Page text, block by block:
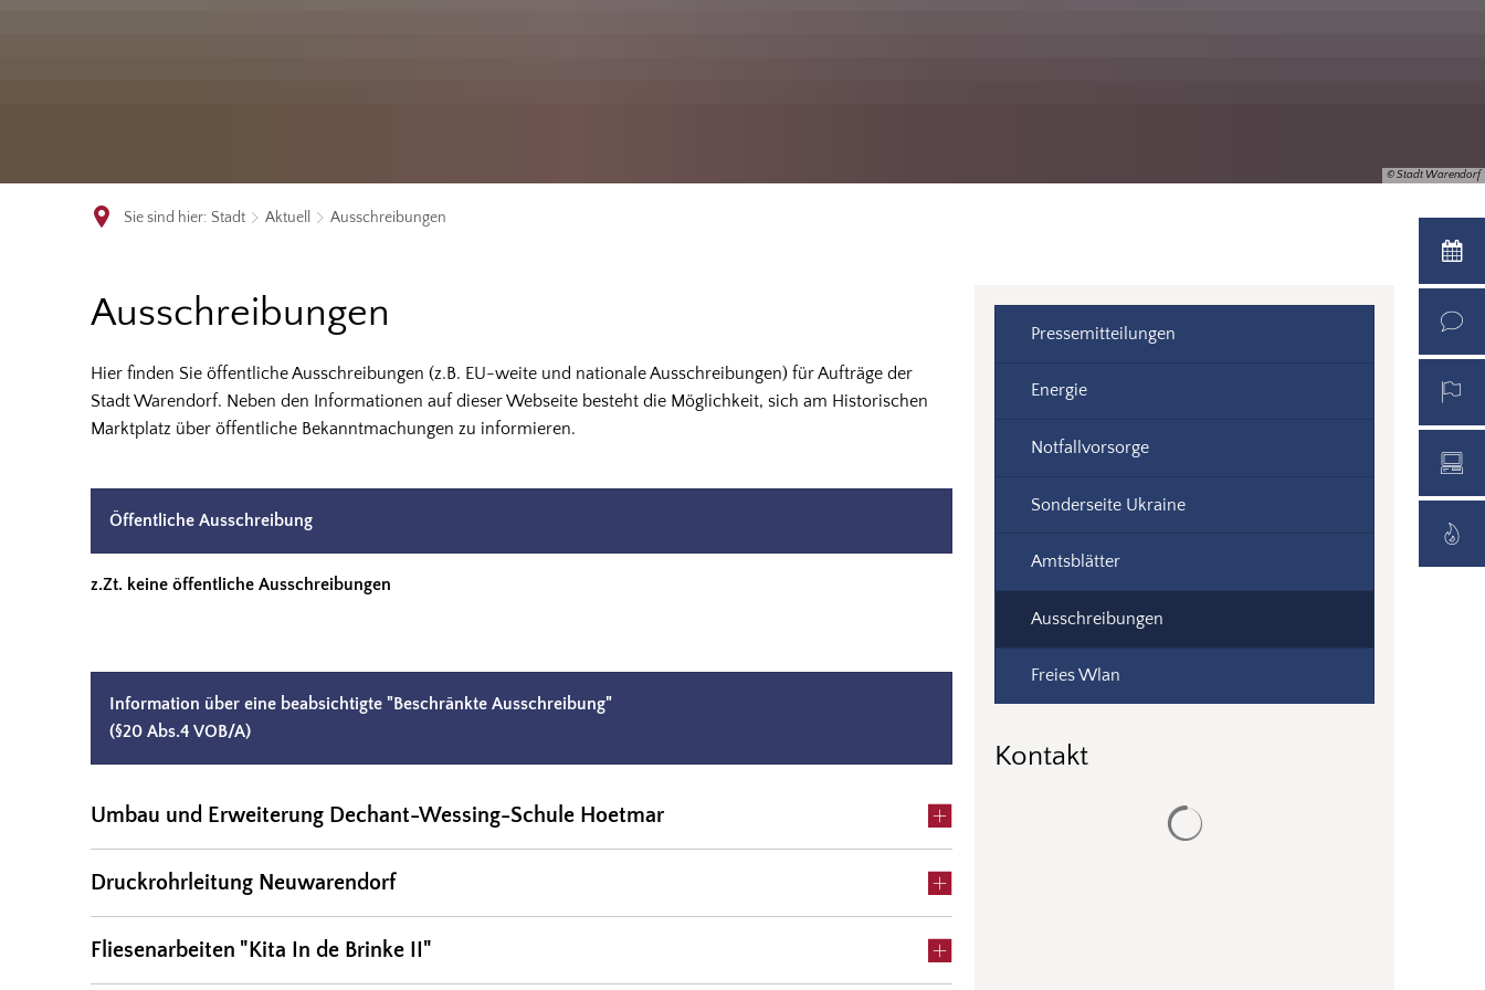
© Stadt Warendorf
Sie sind hier: Stadt Aktuell Ausschreibungen
Ausschreibungen
Ausschreibungen
Hier finden Sie öffentliche Ausschreibungen (z.B. EU-weite und nationale Ausschreibungen) für Aufträge der
Stadt Warendorf. Neben den Informationen auf dieser Webseite besteht die Möglichkeit, sich am Historischen
Marktplatz über öffentliche Bekanntmachungen zu informieren.
Öffentliche Ausschreibung
z.Zt. keine öffentliche Ausschreibungen
Information über eine beabsichtigte "Beschränkte Ausschreibung"
(§20 Abs.4 VOB/A)
Umbau und Erweiterung Dechant-Wessing-Schule Hoetmar
Druckrohrleitung Neuwarendorf
Fliesenarbeiten "Kita In de Brinke II"
Pressemitteilungen
Energie
Notfallvorsorge
Sonderseite Ukraine
Amtsblätter
Ausschreibungen
Freies Wlan
Kontakt